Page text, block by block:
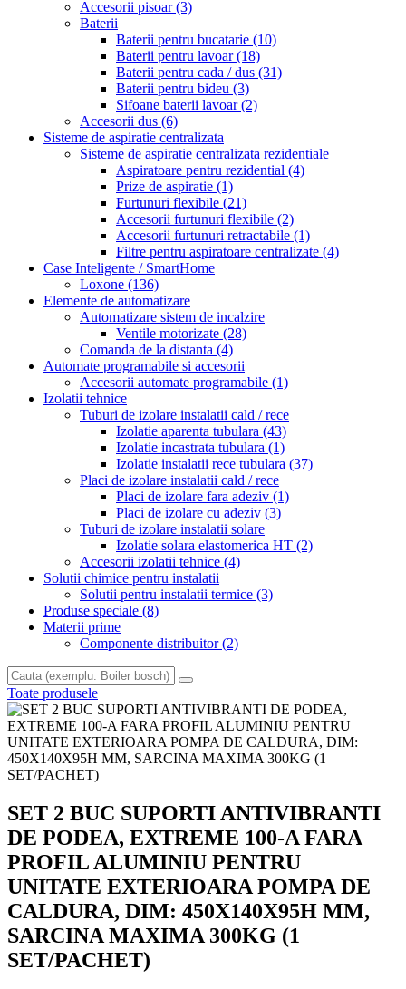
Accesorii pisoar(3)
Baterii
Baterii pentru bucatarie (10)
Baterii pentru lavoar(18)
Baterii pentru cada / dus (31)
Baterii pentru bideu (3)
Sifoane baterii lavoar(2)
Accesorii dus (6)
Sisteme de aspiratie centralizata
Sisteme de aspiratie centralizata rezidentiale
Aspiratoare pentru rezidential (4)
Prize de aspiratie (1)
Furtunuri flexibile (21)
Accesorii furtunuri flexibile (2)
Accesorii furtunuri retractabile (1)
Filtre pentru aspiratoare centralizate (4)
Case Inteligente / SmartHome
Loxone (136)
Elemente de automatizare
Automatizare sistem de incalzire
Ventile motorizate (28)
Comanda de la distanta (4)
Automate programabile si accesorii
Accesorii automate programabile (1)
Izolatii tehnice
Tuburi de izolare instalatii cald / rece
Izolatie aparenta tubulara (43)
Izolatie incastrata tubulara (1)
Izolatie instalatii rece tubulara (37)
Placi de izolare instalatii cald / rece
Placi de izolare fara adeziv (1)
Placi de izolare cu adeziv (3)
Tuburi de izolare instalatii solare
Izolatie solara elastomerica HT (2)
Accesorii izolatii tehnice (4)
Solutii chimice pentru instalatii
Solutii pentru instalatii termice (3)
Produse speciale (8)
Materii prime
Componente distribuitor(2)
Toate produsele
SET 2 BUC SUPORTI ANTIVIBRANTI
DE PODEA, EXTREME 100-A FARA
PROFIL ALUMINIU PENTRU
UNITATE EXTERIOARA POMPA DE
CALDURA, DIM: 450X140X95H MM,
SARCINA MAXIMA 300KG (1
SET/PACHET)